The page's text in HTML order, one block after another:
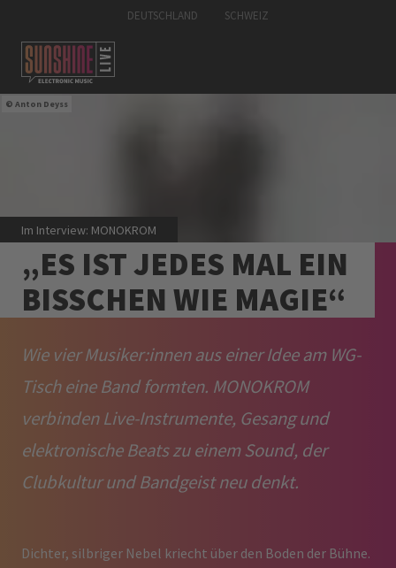
DEUTSCHLAND SCHWEIZ
Anton Deyss
Im Interview: MONOKROM
„ES IST JEDES MAL EIN
BISSCHEN WIE MAGIE“
Wie vier Musiker:innen aus einer Idee am WG-
Tisch eine Band formten. MONOKROM
verbinden Live-Instrumente, Gesang und
elektronische Beats zu einem Sound, der
Clubkultur und Bandgeist neu denkt.
Dichter, silbriger Nebel kriecht über den Boden der Bühne.